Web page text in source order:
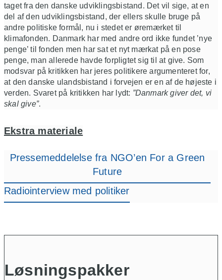
taget fra den danske udviklingsbistand. Det vil sige, at en
del af den udviklingsbistand, der ellers skulle bruge på
andre politiske formål, nu i stedet er øremærket til
klimafonden. Danmark har med andre ord ikke fundet ’nye
penge’ til fonden men har sat et nyt mærkat på en pose
penge, man allerede havde forpligtet sig til at give. Som
modsvar på kritikken har jeres politikere argumenteret for,
at den danske ulandsbistand i forvejen er en af de højeste i
verden. Svaret på kritikken har lydt: ”Danmark giver det, vi
skal give”.
Ekstra materiale
Pressemeddelelse fra NGO’en For a Green
Future
Radiointerview med politiker
Løsningspakker